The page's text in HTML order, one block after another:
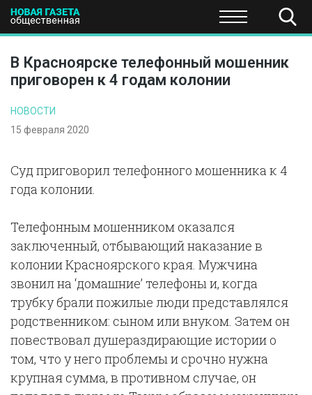
ПОЛИТИКА ЭКОНОМИКА НАУКА И
В Красноярске телефонный мошенник
приговорен к 4 годам колонии
НОВОСТИ
15 февраля 2020
Суд приговорил телефонного мошенника к 4
года колонии.
Телефонным мошенником оказался
заключенный, отбывающий наказание в
колонии Красноярского края. Мужчина
звонил на ‘домашние’ телефоны и, когда
трубку брали пожилые люди представлялся
родственником: сыном или внуком. Затем он
повествовал душераздирающие истории о
том, что у него проблемы и срочно нужна
крупная сумма, в противном случае, он